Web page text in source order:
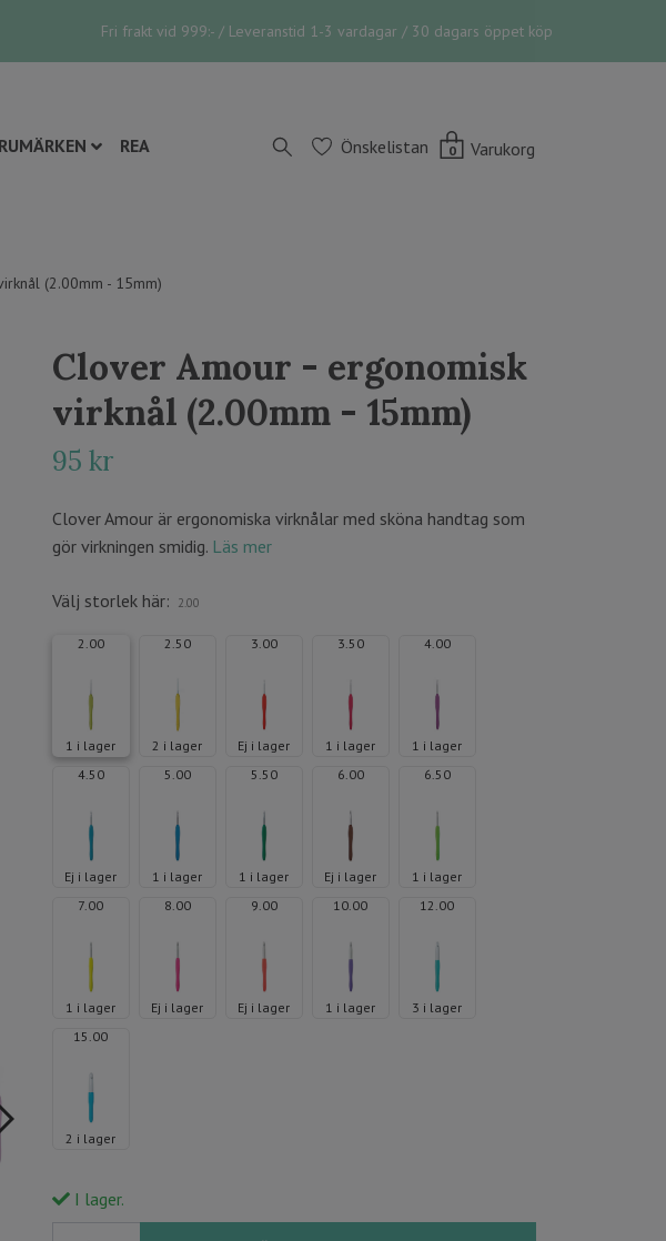
Fri frakt vid 999:- / Leveranstid 1-3 vardagar / 30 dagars öppet köp
REA Önskelistan 0 Varukorg
(2.00mm - 15mm)
Clover Amour - ergonomisk
virknål (2.00mm - 15mm)
95 kr
Clover Amour är ergonomiska virknålar med sköna handtag som
gör virkningen smidig. Läs mer
Välj storlek här: 2.00
2.00
1 i lager
2.50
2 i lager
3.00
Ej i lager
3.50
1 i lager
4.00
1 i lager
4.50
Ej i lager
5.00
1 i lager
5.50
1 i lager
6.00
Ej i lager
6.50
1 i lager
7.00
1 i lager
8.00
Ej i lager
9.00
Ej i lager
10.00
1 i lager
12.00
3 i lager
15.00
2 i lager
I lager.